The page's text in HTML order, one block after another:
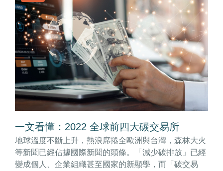
一文看懂：2022 全球前四大碳交易所
地球溫度不斷上升，熱浪席捲全歐洲與台灣，森林大火
等新聞已經佔據國際新聞的頭條。「減少碳排放」已經
變成個人、企業組織甚至國家的新顯學，而「碳交易